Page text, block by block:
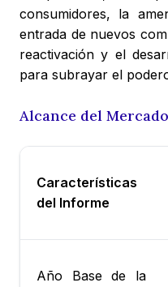
consumidores, la
entrada de nuevos
reactivación y el
para subrayar el
Alcance del Mercado
Características
del Informe
Año Base de la